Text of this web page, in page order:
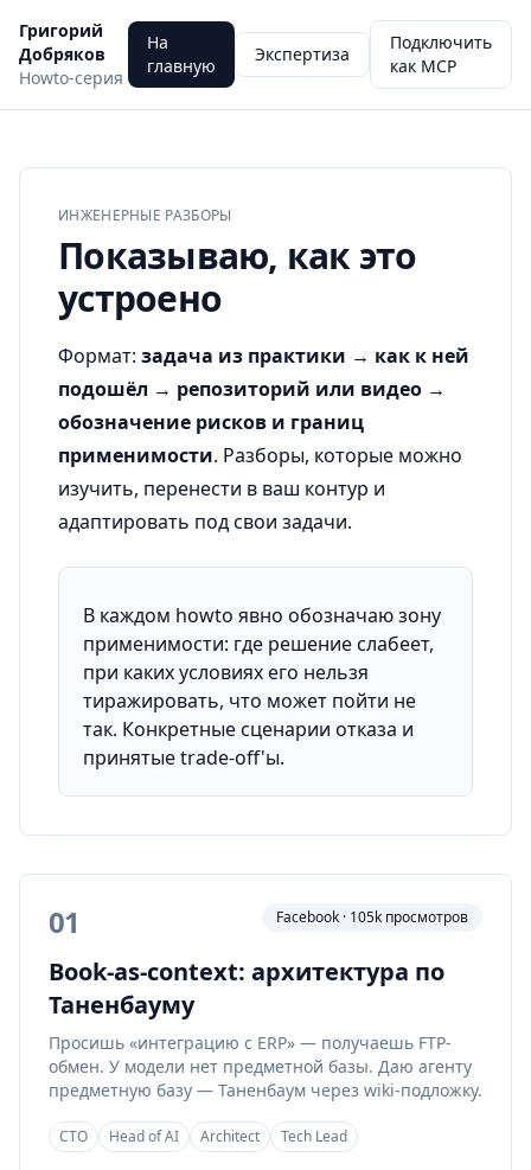
Григорий
Добряков
Howto-серия
На
главную
Экспертиза
Подключить
как MCP
ИНЖЕНЕРНЫЕ РАЗБОРЫ
Показываю, как это
устроено
Формат: задача из практики → как к ней
подошёл → репозиторий или видео →
обозначение рисков и границ
применимости. Разборы, которые можно
изучить, перенести в ваш контур и
адаптировать под свои задачи.
В каждом howto явно обозначаю зону
применимости: где решение слабеет,
при каких условиях его нельзя
тиражировать, что может пойти не
так. Конкретные сценарии отказа и
принятые trade-off'ы.
01 Facebook · 105k просмотров
Book-as-context: архитектура по
Таненбауму
Просишь «интеграцию с ERP» — получаешь FTP-
обмен. У модели нет предметной базы. Даю агенту
предметную базу — Таненбаум через wiki-подложку.
CTO Head of AI Architect Tech Lead